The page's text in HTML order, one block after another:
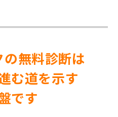
無料診断は
む道を示す
です